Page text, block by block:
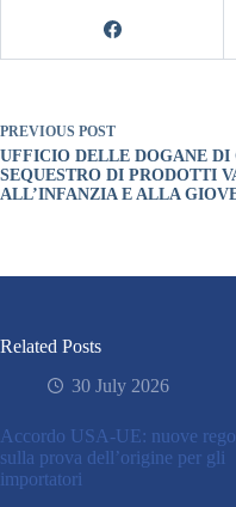
PREVIOUS POST
UFFICIO DELLE DOGANE DI
SEQUESTRO DI PRODOTTI
ALL’INFANZIA E ALLA
Related Posts
30 July 2026
Accordo USA-UE: nuove
sulla prova dell’origine per gli
importatori